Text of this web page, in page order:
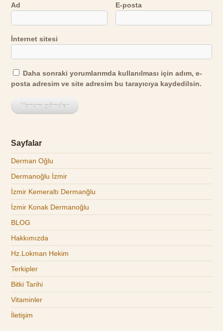
Ad E-posta
İnternet sitesi
Daha sonraki yorumlarımda kullanılması için adım, e-
posta adresim ve site adresim bu tarayıcıya kaydedilsin.
Sayfalar
Derman Oğlu
Dermanoğlu İzmir
İzmir Kemeraltı Dermanğlu
İzmir Konak Dermanoğlu
BLOG
Hakkımızda
Hz.Lokman Hekim
Terkipler
Bitki Tarihi
Vitaminler
İletişim